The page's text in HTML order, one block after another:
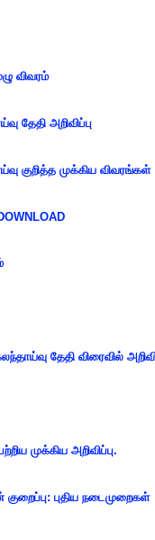
விவரம்
தேதி அறிவிப்பு
குறித்த முக்கிய விவரங்கள்
தேதி விரைவில்
முக்கிய அறிவிப்பு.
குறைப்பு: புதிய நடைமுறைகள்